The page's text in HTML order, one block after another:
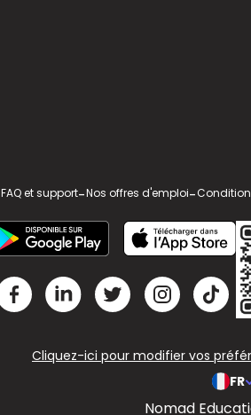
FAQ et support-Nos offres d'emploi-
Cliquez-ici pour modifier vos
FR
Nomad